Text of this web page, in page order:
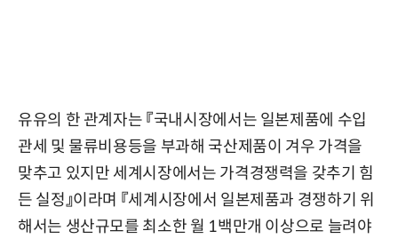
유유의 한 관계자는 『국내시장에서는 일본제품에 수입
관세 및 물류비용등을 부과해 국산제품이 겨우 가격을
맞추고 있지만 세계시장에서는 가격경쟁력을 갖추기 힘
든 실정』이라며 『세계시장에서 일본제품과 경쟁하기 위
해서는 생산규모를 최소한 월 1백만개 이상으로 늘려야